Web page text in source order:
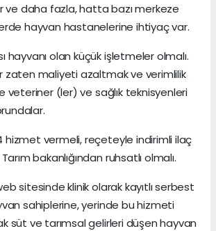
ve daha fazla, hatta bazı merkeze
hayvan hastanelerine ihtiyaç var.
hayvanı olan küçük işletmeler olmalı.
zaten maliyeti azaltmak ve verimlilik
veteriner (ler) ve sağlık teknisyenleri
hizmet vermeli, reçeteyle indirimli ilaç
bakanlığından ruhsatlı olmalı.
sitesinde klinik olarak kayıtlı serbest
sahiplerine, yerinde bu hizmeti
süt ve tarımsal gelirleri düşen hayvan